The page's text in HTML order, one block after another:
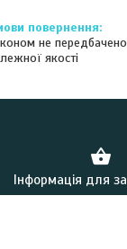
не
якості
Інформація для